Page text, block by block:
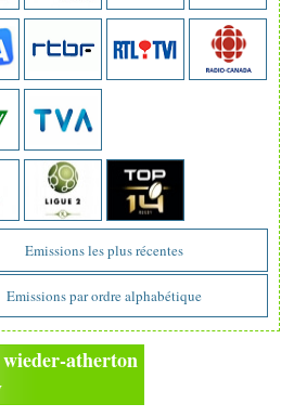
Emissions les plus récentes
Emissions par ordre alphabétique
atherton